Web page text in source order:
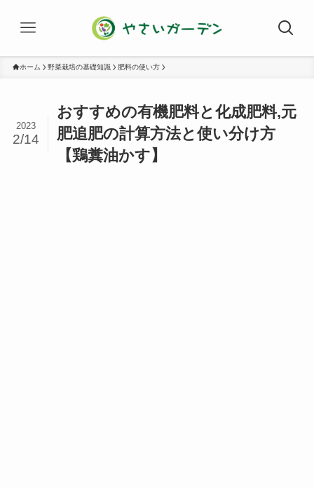
ホーム 野菜栽培の基礎知識 肥料の使い方
おすすめの有機肥料と化成肥料,元
肥追肥の計算方法と使い分け方
【鶏糞油かす】
2023
2/14